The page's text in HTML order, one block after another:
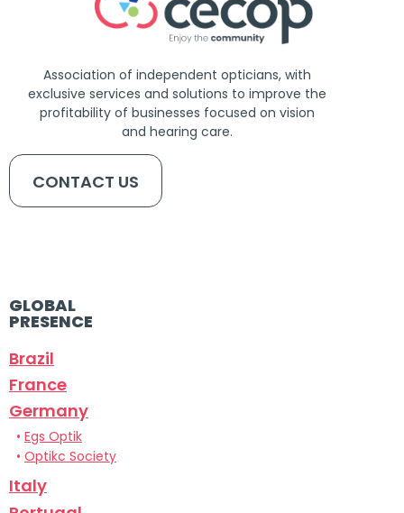
Association of independent opticians, with
exclusive services and solutions to improve the
profitability of businesses focused on vision
and hearing care.
CONTACT US
GLOBAL
PRESENCE
Brazil
France
Germany
• Egs Optik
• Optikc Society
Italy